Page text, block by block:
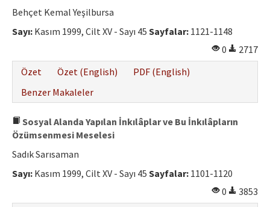
Behçet Kemal Yeşilbursa
Sayı: Kasım 1999, Cilt XV - Sayı 45 Sayfalar: 1121-1148
0
2717
Özet
Özet (English)
PDF (English)
Benzer Makaleler
Sosyal Alanda Yapılan İnkılâplar ve Bu İnkılâpların
Özümsenmesi Meselesi
Sadık Sarısaman
Sayı: Kasım 1999, Cilt XV - Sayı 45 Sayfalar: 1101-1120
0
3853